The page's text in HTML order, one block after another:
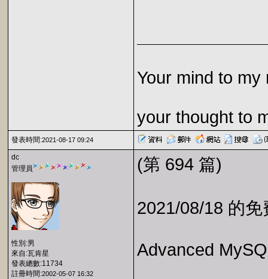
Your mind to my
your thought to
發表時間:2021-08-17 09:24
dc
管理員
性別:男
來自:瓦肯星
發表總數:11734
註冊時間:2002-05-07 16:32
(第 694 篇)
2021/08/18 的
Advanced